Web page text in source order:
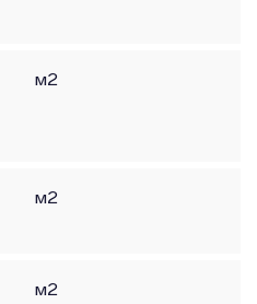
м2
м2
м2